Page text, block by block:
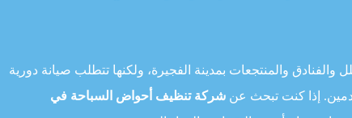
والمنتجعات بمدينة الفجيرة، ولكنها تتطلب صيانة دورية
إذا كنت تبحث عن شركة تنظيف أحواض السباحة في